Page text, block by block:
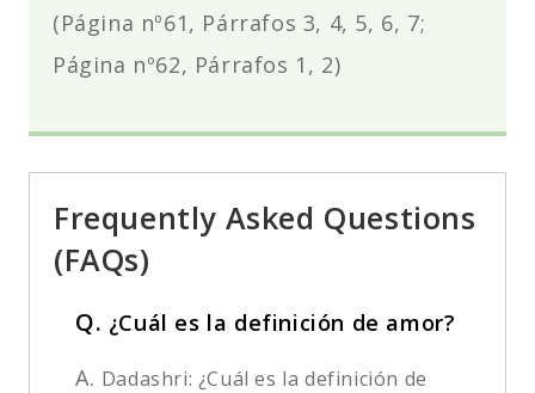
(Página nº61, Párrafos 3, 4, 5, 6, 7;
Página nº62, Párrafos 1, 2)
Frequently Asked Questions
(FAQs)
Q. ¿Cuál es la definición de amor?
A. Dadashri: ¿Cuál es la definición de